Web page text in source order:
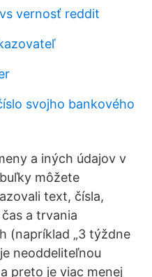
vernosť reddit
svojho bankového
a iných údajov v
môžete
text, čísla,
a trvania
(napríklad „3 týždne
neoddeliteľnou
preto je viac menej